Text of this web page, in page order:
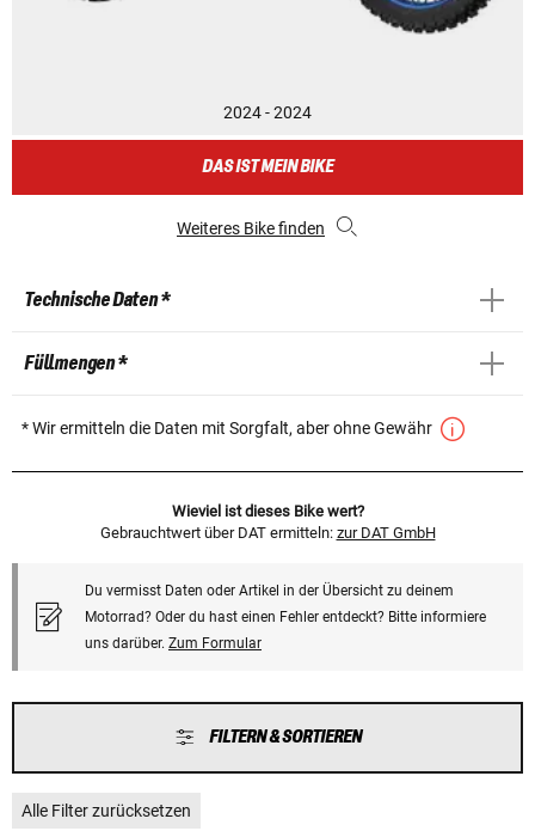
2024 - 2024
DAS IST MEIN BIKE
Weiteres Bike finden
Technische Daten *
Füllmengen *
* Wir ermitteln die Daten mit Sorgfalt, aber ohne Gewähr
Wieviel ist dieses Bike wert?
Gebrauchtwert über DAT ermitteln: zur DAT GmbH
Du vermisst Daten oder Artikel in der Übersicht zu deinem
Motorrad? Oder du hast einen Fehler entdeckt? Bitte informiere
uns darüber. Zum Formular
FILTERN & SORTIEREN
Alle Filter zurücksetzen